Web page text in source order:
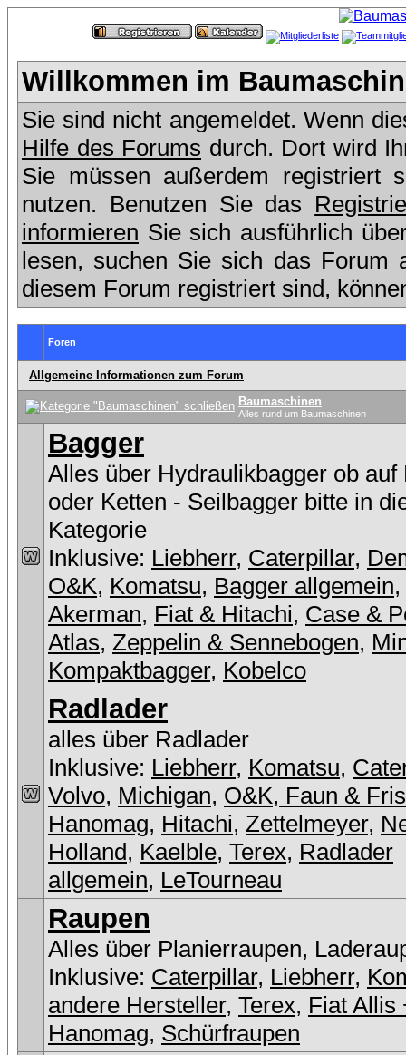
Willkommen im
Sie sind nicht angemeldet. Wenn
Hilfe des Forums durch. Dort wird
Sie müssen außerdem registriert
nutzen. Benutzen Sie das
informieren Sie sich ausführlich
lesen, suchen Sie sich das Forum
diesem Forum registriert sind,
Foren
Allgemeine Informationen zum Forum
Baumaschinen
Alles rund um Baumaschinen
Bagger
Alles über Hydraulikbagger ob auf
oder Ketten - Seilbagger bitte in
Kategorie
Inklusive: Liebherr, Caterpillar,
O&K, Komatsu, Bagger allgemein,
Akerman, Fiat & Hitachi, Case &
Atlas, Zeppelin & Sennebogen,
Kompaktbagger, Kobelco
Radlader
alles über Radlader
Inklusive: Liebherr, Komatsu,
Volvo, Michigan, O&K, Faun &
Hanomag, Hitachi, Zettelmeyer,
Holland, Kaelble, Terex, Radlader
allgemein, LeTourneau
Raupen
Alles über Planierraupen,
Inklusive: Caterpillar, Liebherr,
andere Hersteller, Terex, Fiat Allis
Hanomag, Schürfraupen